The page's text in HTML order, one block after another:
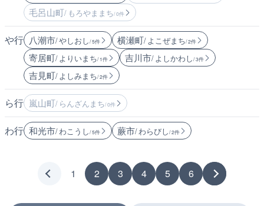
毛呂山町/ もろやままち/ 0件
や行 八潮市/ やしおし/ 5件 横瀬町/ よこぜまち/ 2件
寄居町/ よりいまち/ 1件 吉川市/ よしかわし/ 3件
吉見町/ よしみまち/ 2件
ら行 嵐山町/ らんざんまち/ 0件
わ行 和光市/ わこうし/ 5件 蕨市/ わらびし/ 2件
1 2 3 4 5 6